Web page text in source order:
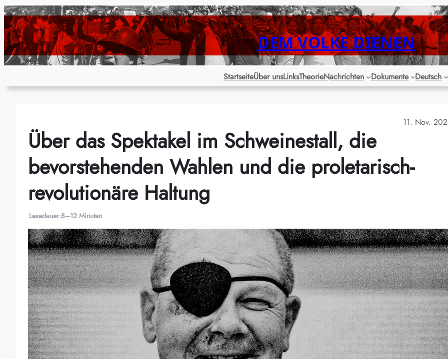
Zum
Inhalt
springen
DEM VOLKE DIENEN
StartseiteÜber unsLinksTheorieNachrichten Dokumente Deutsch
11. Nov.
Über das Spektakel im Schweinestall, die
bevorstehenden Wahlen und die proletarisch-
revolutionäre Haltung
Lesedauer:8–12 Minuten